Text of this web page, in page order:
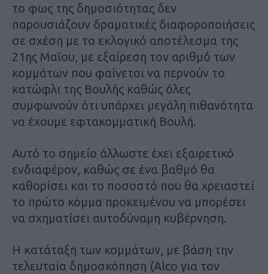
το φως της δημοσιότητας δεν
παρουσιάζουν δραματικές διαφοροποιήσεις
σε σχέση με το εκλογικό αποτέλεσμα της
21ης Μαΐου, με εξαίρεση τον αριθμό των
κομμάτων που φαίνεται να περνούν το
κατώφλι της Βουλής καθώς όλες
συμφωνούν ότι υπάρχει μεγάλη πιθανότητα
να έχουμε εφτακομματική Βουλή.
Αυτό το σημείο άλλωστε έχει εξαιρετικό
ενδιαφέρον, καθώς σε ένα βαθμό θα
καθορίσει και το ποσοστό που θα χρειαστεί
το πρώτο κόμμα προκειμένου να μπορέσει
να σχηματίσει αυτοδύναμη κυβέρνηση.
Η κατάταξη των κομμάτων, με βάση την
τελευταία δημοσκόπηση (Alco για τον